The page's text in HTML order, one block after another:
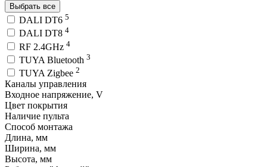
Выбрать все
DALI DT6 5
DALI DT8 4
RF 2.4GHz 4
TUYA Bluetooth 3
TUYA Zigbee 2
Каналы управления
Входное напряжение, V
Цвет покрытия
Наличие пульта
Способ монтажа
Длина, мм
Ширина, мм
Высота, мм